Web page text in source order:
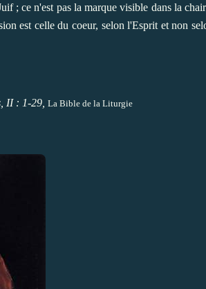
; ce n'est pas la marque visible dans la
est celle du coeur, selon l'Esprit et non
II : 1-29, La Bible de la Liturgie